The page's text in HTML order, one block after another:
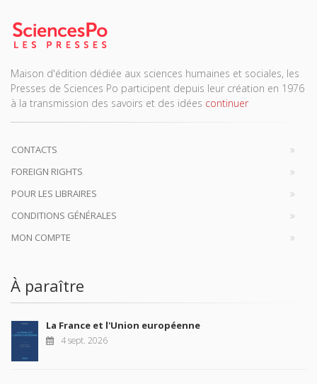
Maison d'édition dédiée aux sciences humaines et sociales, les
Presses de Sciences Po participent depuis leur création en 1976
à la transmission des savoirs et des idées continuer
CONTACTS
FOREIGN RIGHTS
POUR LES LIBRAIRES
CONDITIONS GÉNÉRALES
MON COMPTE
À paraître
La France et l'Union européenne
4 sept. 2026